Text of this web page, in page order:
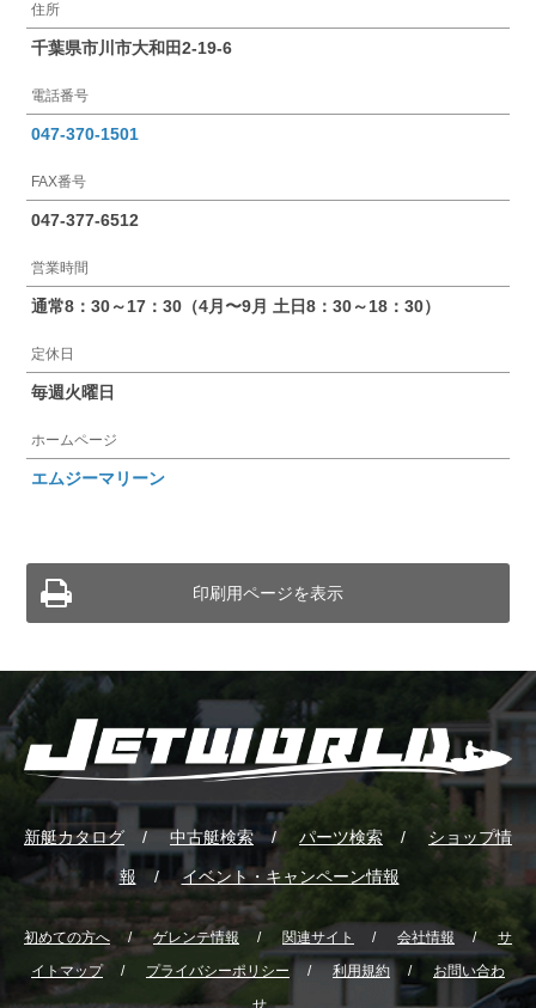
住所
千葉県市川市大和田2-19-6
電話番号
047-370-1501
FAX番号
047-377-6512
営業時間
通常8：30～17：30（4月〜9月 土日8：30～18：30）
定休日
毎週火曜日
ホームページ
エムジーマリーン
印刷用ページを表示
新艇カタログ 中古艇検索 パーツ検索 ショップ情
報 イベント・キャンペーン情報
初めての方へ ゲレンテ情報 関連サイト 会社情報
サ
イトマップ
プライバシーポリシー 利用規約
お問い合わ
せ